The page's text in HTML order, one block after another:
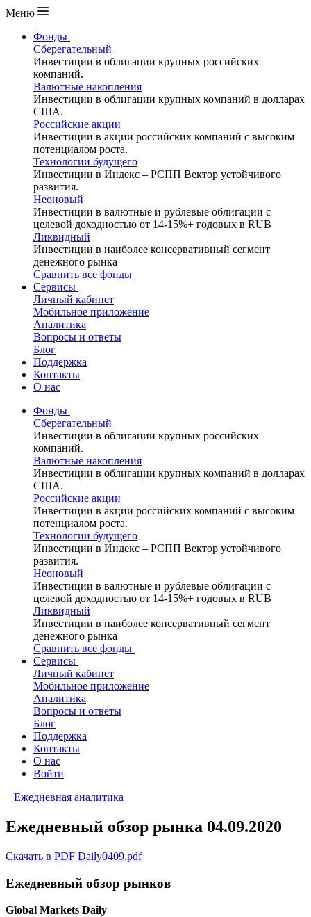
Меню
Фонды
Сберегательный
Инвестиции в облигации крупных российских
компаний.
Валютные накопления
Инвестиции в облигации крупных компаний в долларах
США.
Российские акции
Инвестиции в акции российских компаний с высоким
потенциалом роста.
Технологии будущего
Инвестиции в Индекс – РСПП Вектор устойчивого
развития.
Неоновый
Инвестиции в валютные и рублевые облигации с
целевой доходностью от 14-15%+ годовых в RUB
Ликвидный
Инвестиции в наиболее консервативный сегмент
денежного рынка
Сравнить все фонды
Сервисы
Личный кабинет
Мобильное приложение
Аналитика
Вопросы и ответы
Блог
Поддержка
Контакты
О нас
Фонды
Сберегательный
Инвестиции в облигации крупных российских
компаний.
Валютные накопления
Инвестиции в облигации крупных компаний в долларах
США.
Российские акции
Инвестиции в акции российских компаний с высоким
потенциалом роста.
Технологии будущего
Инвестиции в Индекс – РСПП Вектор устойчивого
развития.
Неоновый
Инвестиции в валютные и рублевые облигации с
целевой доходностью от 14-15%+ годовых в RUB
Ликвидный
Инвестиции в наиболее консервативный сегмент
денежного рынка
Сравнить все фонды
Сервисы
Личный кабинет
Мобильное приложение
Аналитика
Вопросы и ответы
Блог
Поддержка
Контакты
О нас
Войти
Ежедневная аналитика
Ежедневный обзор рынка 04.09.2020
Скачать в PDF Daily0409.pdf
Ежедневный обзор рынков
Global Markets Daily